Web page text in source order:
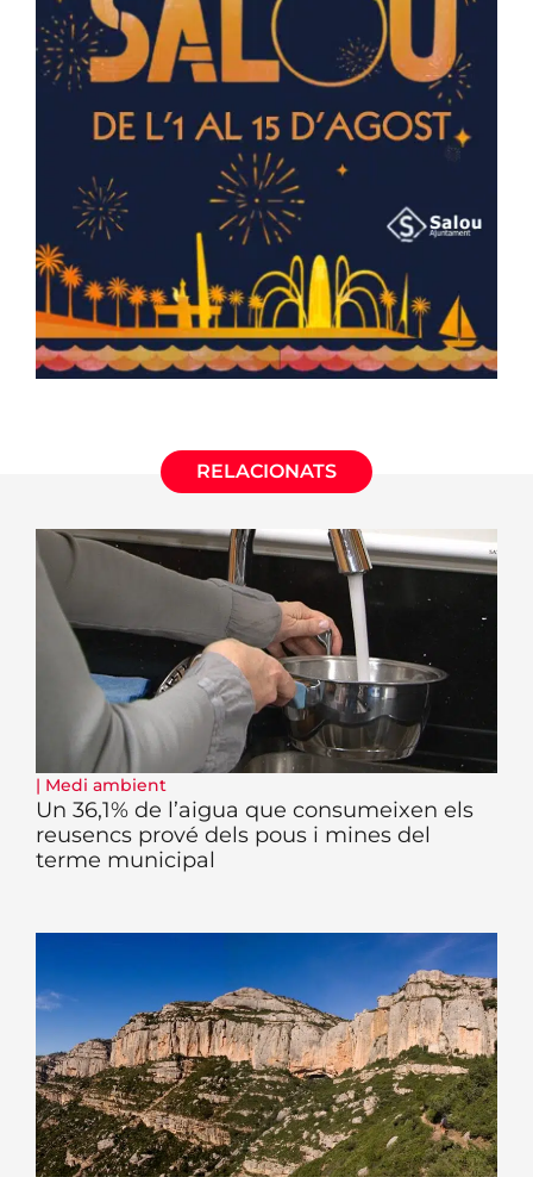
RELACIONATS
| Medi ambient
Un 36,1% de l’aigua que consumeixen els
reusencs prové dels pous i mines del
terme municipal